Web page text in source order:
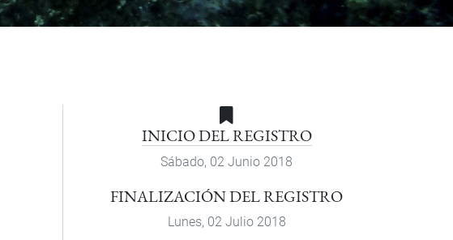
INICIO DEL REGISTRO
Sábado, 02 Junio 2018
FINALIZACIÓN DEL REGISTRO
Lunes, 02 Julio 2018